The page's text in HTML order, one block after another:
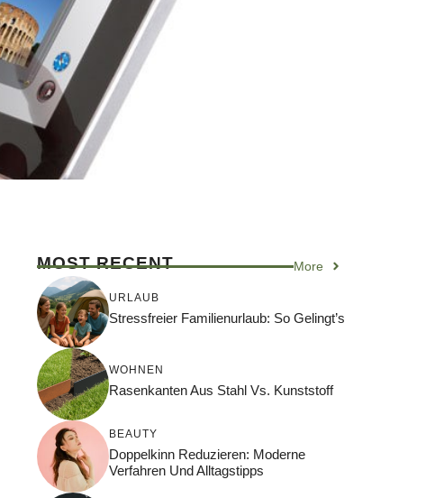
MOST RECENT More
URLAUB
Stressfreier Familienurlaub: So Gelingt’s
WOHNEN
Rasenkanten Aus Stahl Vs. Kunststoff
BEAUTY
Doppelkinn Reduzieren: Moderne
Verfahren Und Alltagstipps